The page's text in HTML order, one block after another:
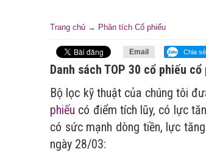
Trang chủ → Phân tích Cổ phiếu
Email Chia sẻ
Danh sách TOP 30 cổ phiếu
Bộ lọc kỹ thuật của chúng tôi
phiếu có điểm tích lũy, có lực
có sức mạnh dòng tiền, lực
ngày 28/03: